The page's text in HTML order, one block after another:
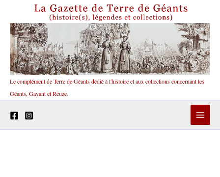
contenu
Le complément de Terre de Géants dédié à l'histoire et aux collections concernant les
Géants, Gayant et Reuze.